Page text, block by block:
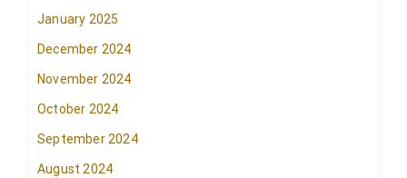
January 2025
December 2024
November 2024
October 2024
September 2024
August 2024